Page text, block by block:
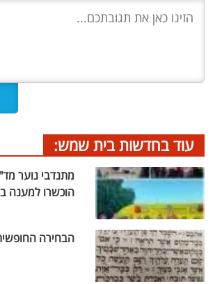
עוד בחדשות בית שמש:
מתנדבי נוער
הוכשרו למענה
הבחירה